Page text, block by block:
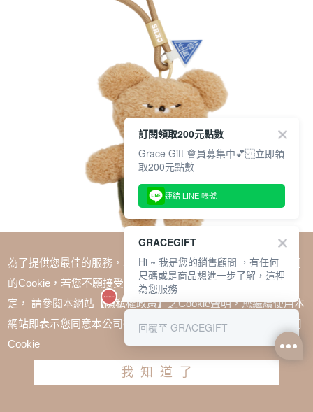
Wasabi Bear × 建國中學127th-紀念卡其絨毛小熊（含
為了提供您最佳的服務，本網站會在您的電腦中放置並取用我們
的Cookie，若您不願接受Cookie時應如何變更電腦的Cookie設
定， 請參閱本網站【隱私權政策】之Cookie聲明，您繼續使用本
網站即表示您同意本公司得按本網站使用條款之Cookie聲明使用
Cookie
我知道了
訂閱領取200元點數
Grace Gift 會員募集中💕 立即領
取200元點數
連結 LINE 帳號
GRACEGIFT
Hi ~ 我是您的銷售顧問 ，有任何
尺碼或是商品想進一步了解，這裡
為您服務
回覆至 GRACEGIFT